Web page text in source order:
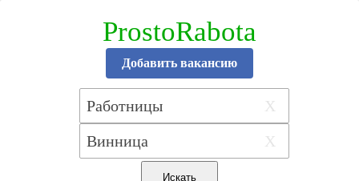
ProstoRabota
Добавить вакансию
X
X